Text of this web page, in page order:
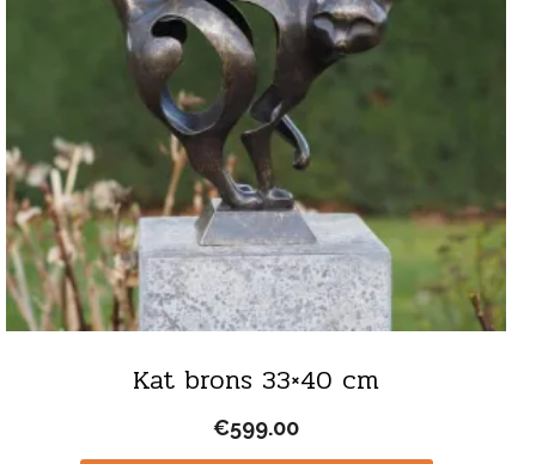
Kat brons 33×40 cm
€599.00